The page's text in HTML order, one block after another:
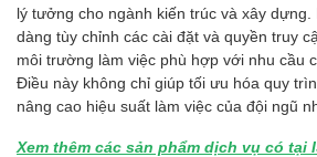
lý tưởng cho ngành kiến trúc và xây
dàng tùy chỉnh các cài đặt và quyền truy
môi trường làm việc phù hợp với nhu cầu
Điều này không chỉ giúp tối ưu hóa quy
nâng cao hiệu suất làm việc của đội ngũ
Xem thêm các sản phẩm dịch vụ có tại